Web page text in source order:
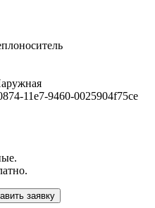
11e7-9460-0025904f75ce
заявку